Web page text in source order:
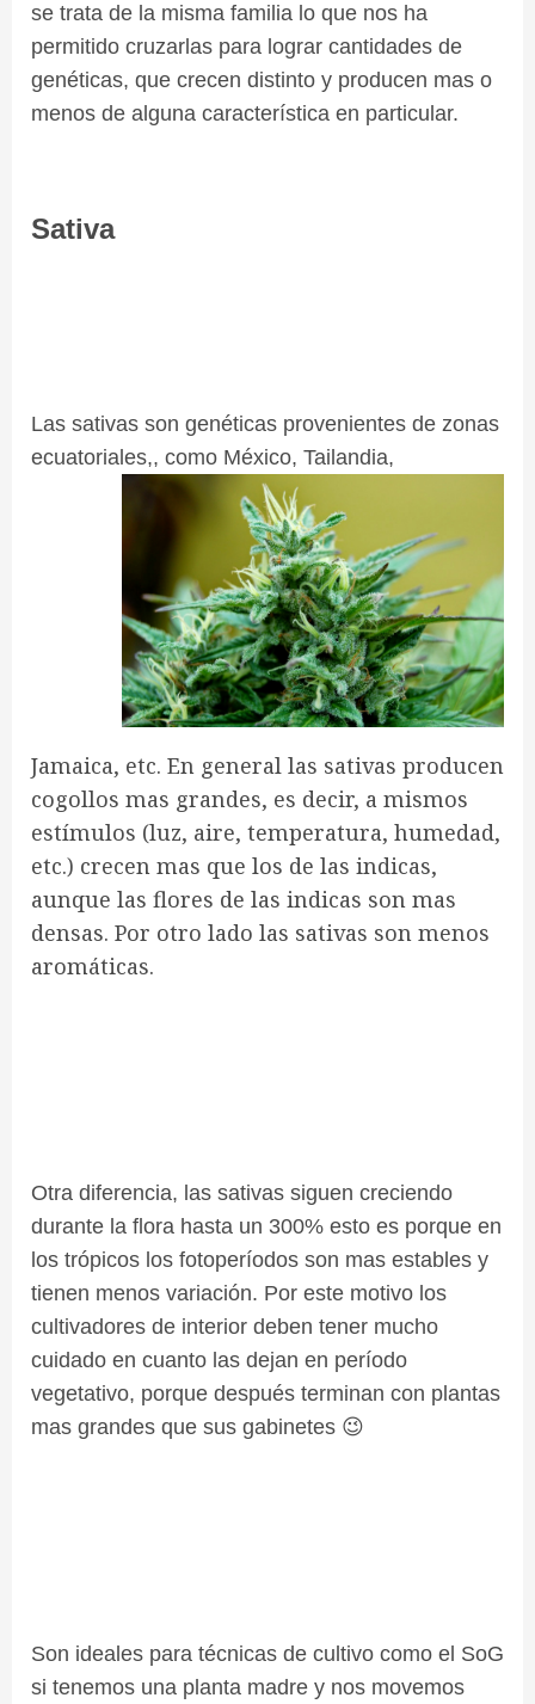
se trata de la misma familia lo que nos ha
permitido cruzarlas para lograr cantidades de
genéticas, que crecen distinto y producen mas o
menos de alguna característica en particular.
Sativa
Las sativas son genéticas provenientes de zonas
ecuatoriales,, como México, Tailandia,
Jamaica, etc. En general las sativas producen
cogollos mas grandes, es decir, a mismos
estímulos (luz, aire, temperatura, humedad,
etc.) crecen mas que los de las indicas,
aunque las flores de las indicas son mas
densas. Por otro lado las sativas son menos
aromáticas.
Otra diferencia, las sativas siguen creciendo
durante la flora hasta un 300% esto es porque en
los trópicos los fotoperíodos son mas estables y
tienen menos variación. Por este motivo los
cultivadores de interior deben tener mucho
cuidado en cuanto las dejan en período
vegetativo, porque después terminan con plantas
mas grandes que sus gabinetes 😉
Son ideales para técnicas de cultivo como el SoG
si tenemos una planta madre y nos movemos